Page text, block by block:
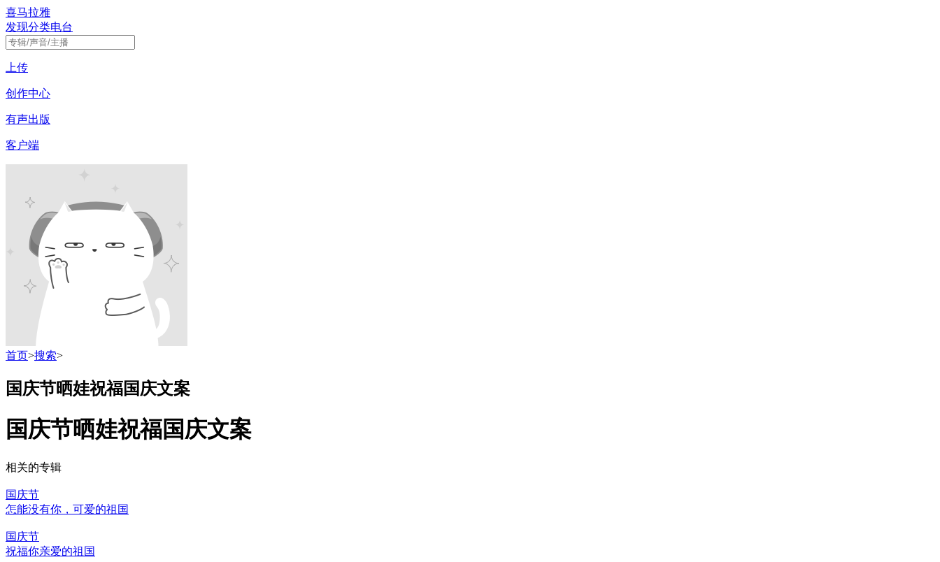
喜马拉雅
发现分类电台
上传
创作中心
有声出版
客户端
首页>搜索>
国庆节晒娃祝福国庆文案
国庆节晒娃祝福国庆文案
相关的专辑
国庆节
怎能没有你，可爱的祖国
国庆节
祝福你亲爱的祖国